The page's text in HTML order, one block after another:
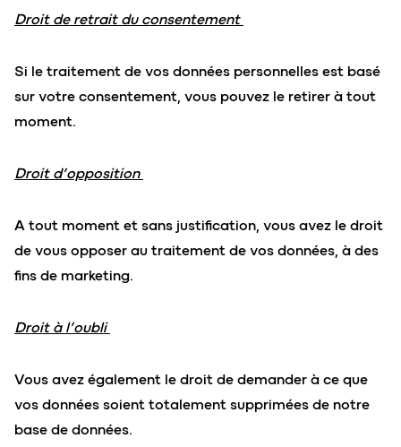
Droit de retrait du consentement
Si le traitement de vos données personnelles est basé
sur votre consentement, vous pouvez le retirer à tout
moment.
Droit d’opposition
A tout moment et sans justification, vous avez le droit
de vous opposer au traitement de vos données, à des
fins de marketing.
Droit à l’oubli
Vous avez également le droit de demander à ce que
vos données soient totalement supprimées de notre
base de données.